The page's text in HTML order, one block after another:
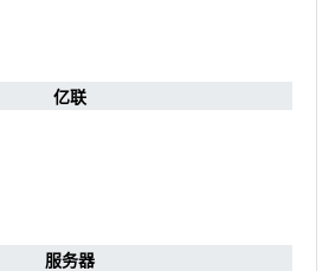
亿联
服务器